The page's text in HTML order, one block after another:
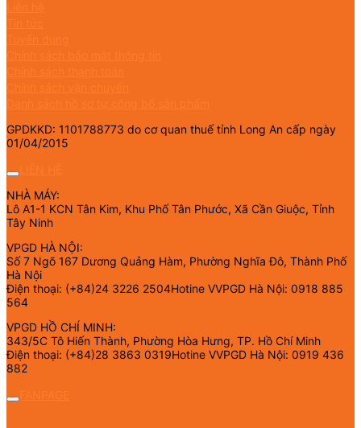
GPDKKD: 1101788773 do cơ quan thuế tỉnh Long An cấp ngày
01/04/2015
NHÀ MÁY:
Lô A1-1 KCN Tân Kim, Khu Phố Tân Phước, Xã Cần Giuộc, Tỉnh
Tây Ninh
VPGD HÀ NỘI:
Số 7 Ngõ 167 Dương Quảng Hàm, Phường Nghĩa Đô, Thành Phố
Hà Nội
Điện thoại: (+84)24 3226 2504Hotine VVPGD Hà Nội: 0918 885
564
VPGD HỒ CHÍ MINH:
343/5C Tô Hiến Thành, Phường Hòa Hưng, TP. Hồ Chí Minh
Điện thoại: (+84)28 3863 0319Hotine VVPGD Hà Nội: 0919 436
882